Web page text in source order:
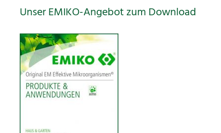
Unser EMIKO-Angebot zum Download